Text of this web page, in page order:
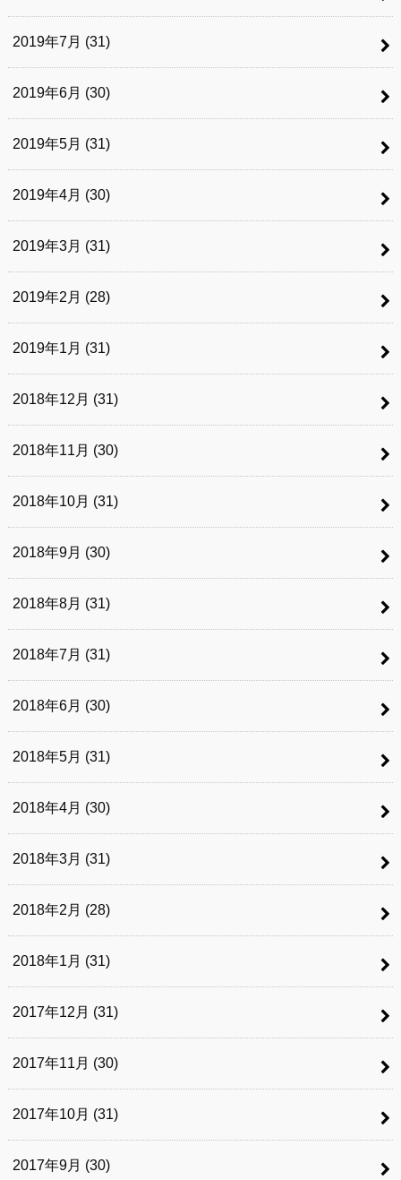
2019年7月 (31)
2019年6月 (30)
2019年5月 (31)
2019年4月 (30)
2019年3月 (31)
2019年2月 (28)
2019年1月 (31)
2018年12月 (31)
2018年11月 (30)
2018年10月 (31)
2018年9月 (30)
2018年8月 (31)
2018年7月 (31)
2018年6月 (30)
2018年5月 (31)
2018年4月 (30)
2018年3月 (31)
2018年2月 (28)
2018年1月 (31)
2017年12月 (31)
2017年11月 (30)
2017年10月 (31)
2017年9月 (30)